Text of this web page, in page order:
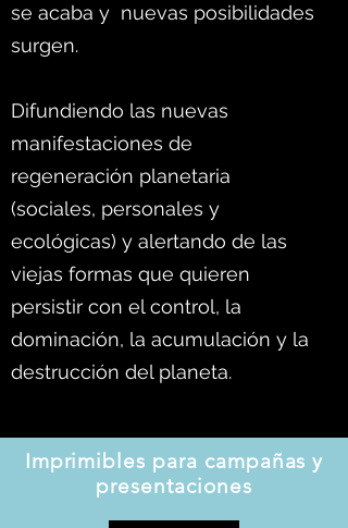
se acaba y nuevas posibilidades
surgen.
Difundiendo las nuevas
manifestaciones de
regeneración planetaria
(sociales, personales y
ecológicas) y alertando de las
viejas formas que quieren
persistir con el control, la
dominación, la acumulación y la
destrucción del planeta.
Imprimibles para campañas y
presentaciones